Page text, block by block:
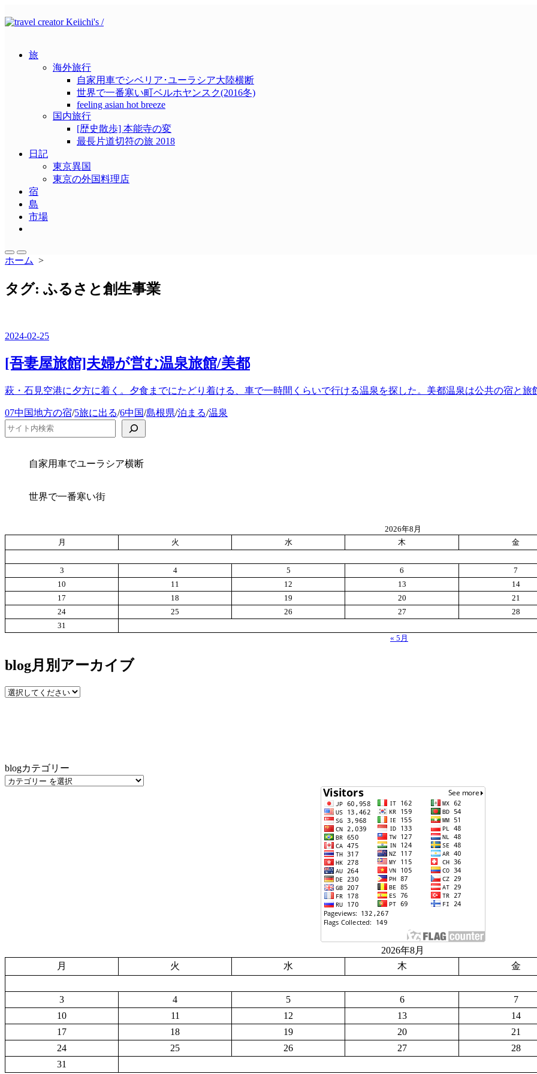
ン
旅
海外旅行
自家用車でシベリア･ユーラシア大陸横断
世界で一番寒い町ベルホヤンスク(2016冬)
feeling asian hot breeze
国内旅行
[歴史散歩] 本能寺の変
最長片道切符の旅 2018
日記
東京異国
東京の外国料理店
宿
島
市場
ー
閉
じ
検
索
り
メ
ニ
ー
ホーム >
タグ: ふるさと創生事業
2024-02-25
[吾妻屋旅館]夫婦が営む温泉旅館/美都
萩・石見空港に夕方に着く。夕食までにたどり着ける、車で一時間くらいで行ける温泉を探した。美都温泉は公共の宿と旅
カ
テ
ゴ
07中国地方の宿/5旅に出る/6中国/島根県/泊まる/温泉
検索
自家用車でユーラシア横断
世界で一番寒い街
2026年8月
月
火 水 木 金
3
4 5 6 7
10
11 12 13 14
17
18 19 20 21
24
25 26 27 28
31
« 5月
blog月別アーカイブ
blogカテゴリー
2026年8月
月
火 水 木 金
3
4 5 6 7
10
11 12 13 14
17
18 19 20 21
24
25 26 27 28
31